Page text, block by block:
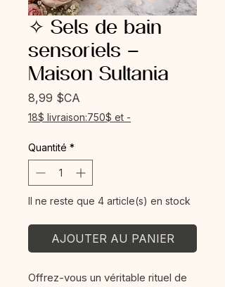
✧ Sels de bain
sensoriels –
Maison Sultania
8,99 $CA
18$ livraison:750$ et -
Quantité *
Il ne reste que 4 article(s) en stock
AJOUTER AU PANIER
Offrez-vous un véritable rituel de